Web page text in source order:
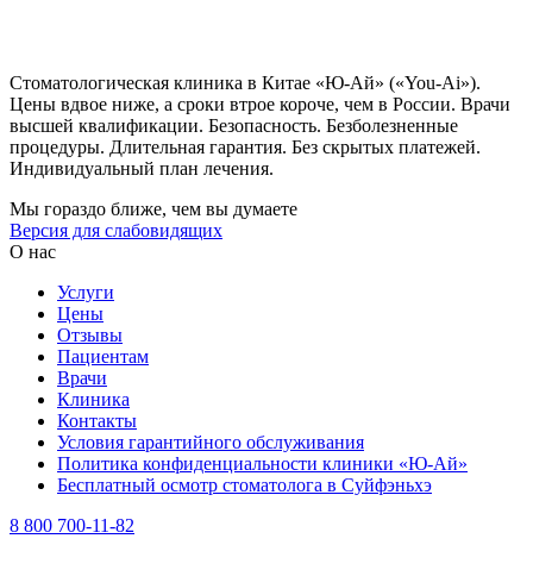
Стоматологическая клиника в Китае «Ю-Ай» («You-Ai»).
Цены вдвое ниже, а сроки втрое короче, чем в России. Врачи
высшей квалификации. Безопасность. Безболезненные
процедуры. Длительная гарантия. Без скрытых платежей.
Индивидуальный план лечения.
Мы гораздо ближе, чем вы думаете
Версия для слабовидящих
О нас
Услуги
Цены
Отзывы
Пациентам
Врачи
Клиника
Контакты
Условия гарантийного обслуживания
Политика конфиденциальности клиники «Ю-Ай»
Бесплатный осмотр стоматолога в Суйфэньхэ
8 800 700-11-82